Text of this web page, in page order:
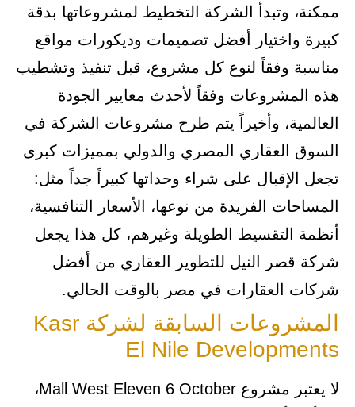
ممكنة، وتبدأ الشركة التخطيط لمشروعاتها بدقة
كبيرة واختيار أفضل تصميمات وديكورات مواقع
مناسبة وفقاً لنوع كل مشروع، قبل تنفيذ وتشطيب
هذه المشروعات وفقاً لأحدث معايير الجودة
العالمية، وأخيراً يتم طرح مشروعات الشركة في
السوق العقاري المصري والدولي بمميزات كبرى
تجعل الإقبال على شراء وحداتها كبيراً جداً مثل:
المساحات الفريدة من نوعها، الأسعار التنافسية،
أنظمة التقسيط الطويلة وغيرهم، كل هذا يجعل
شركة قصر النيل للتطوير العقاري من أفضل
شركات العقارات في مصر بالوقت الحالي.
المشروعات السابقة لشركة Kasr
El Nile Developments
لا يعتبر مشروع Mall West Eleven 6 October،